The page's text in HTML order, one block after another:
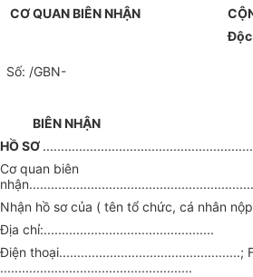
CƠ QUAN BIÊN NHẬN
Độc
Số: /GBN-
BIÊN NHẬN
HỒ SƠ
Cơ quan biên
Nhận hồ sơ của ( tên tổ chức, cá nhân
Địa chỉ:...............................................
Điện thoại..................................................;
.....................................................